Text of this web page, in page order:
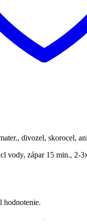
divozel, skorocel,
vody, zápar 15 min., 2-
hodnotenie.